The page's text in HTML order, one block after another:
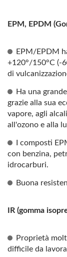
EPM, EPDM
EPM/EPDM
+120°/150°C (-
di
Ha una
grazie alla sua
vapore, agli
all'ozono e alla
I composti
con benzina,
idrocarburi.
Buona
IR (gomma
Proprietà
difficile da